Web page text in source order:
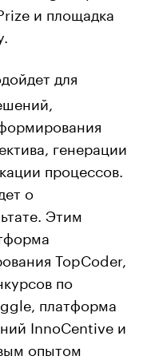
и площадка
для
генерации
процессов.
о
Этим
TopCoder,
по
платформа
InnoCentive и
опытом